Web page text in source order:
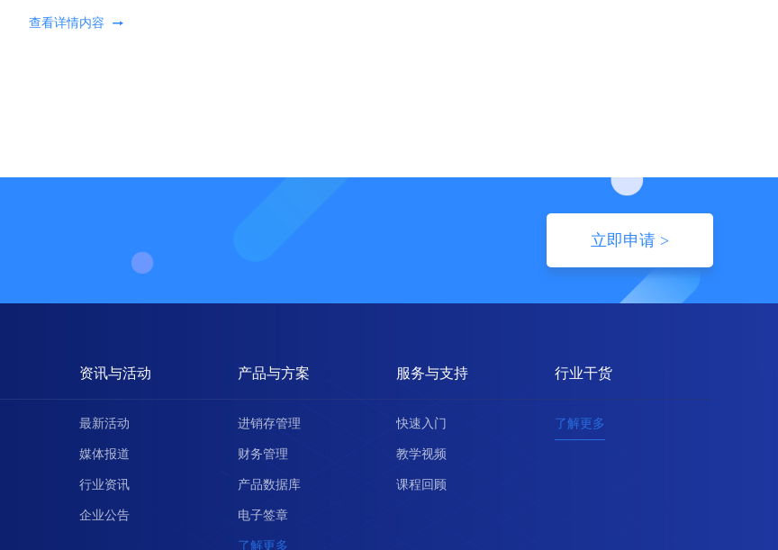
立即申请 >
资讯与活动
最新活动
媒体报道
行业资讯
企业公告
产品与方案
进销存管理
财务管理
产品数据库
电子签章
了解更多
服务与支持
快速入门
教学视频
课程回顾
行业干货
了解更多